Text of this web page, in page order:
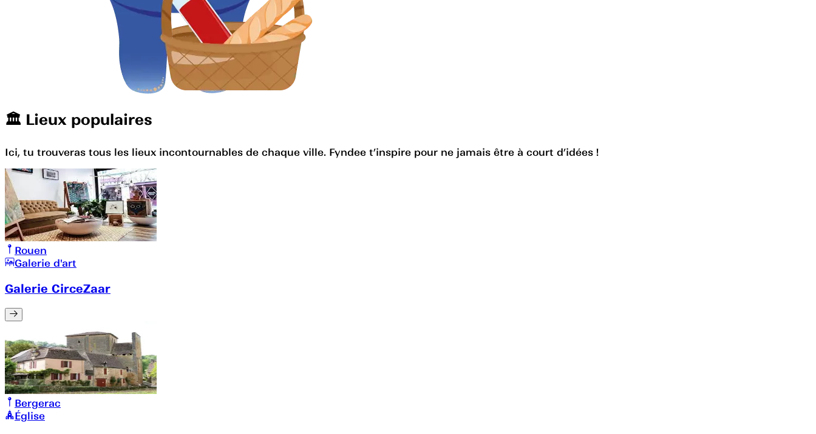
🏛️️ Lieux populaires
Ici, tu trouveras tous les lieux incontournables de chaque ville. Fyndee t’inspire pour ne jamais être à court d’idées !
Rouen
Galerie d'art
Galerie CirceZaar
Bergerac
Église